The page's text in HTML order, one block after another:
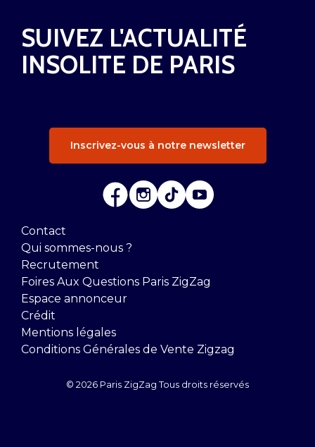
SUIVEZ L'ACTUALITÉ
INSOLITE DE PARIS
Inscrivez-vous à notre newsletter
Contact
Qui sommes-nous ?
Recrutement
Foires Aux Questions Paris ZigZag
Espace annonceur
Crédit
Mentions légales
Conditions Générales de Vente Zigzag
© 2026 Paris ZigZag Tous droits réservés